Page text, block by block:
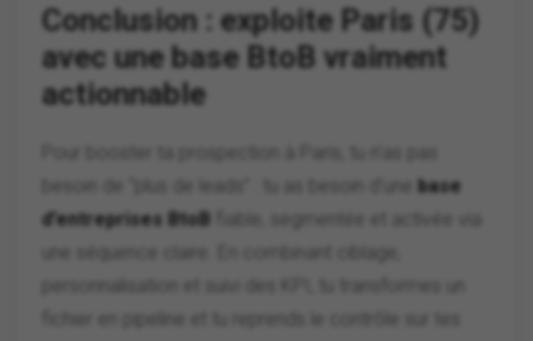
Conclusion : exploite Paris (75)
avec une base BtoB vraiment
actionnable
Pour booster ta prospection à Paris, tu n’as pas
base
d’entreprises BtoB
une séquence claire. En combinant ciblage,
personnalisation et suivi des KPI, tu transformes un